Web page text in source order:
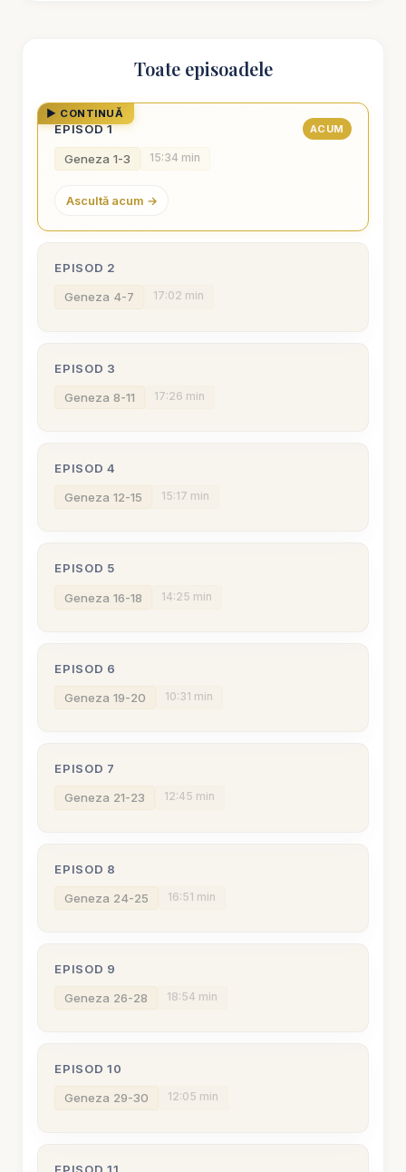
Toate episoadele
▶ CONTINUĂ
EPISOD 1 ACUM
Geneza 1-3 15:34 min
Ascultă acum →
EPISOD 2
Geneza 4-7 17:02 min
EPISOD 3
Geneza 8-11 17:26 min
EPISOD 4
Geneza 12-15 15:17 min
EPISOD 5
Geneza 16-18 14:25 min
EPISOD 6
Geneza 19-20 10:31 min
EPISOD 7
Geneza 21-23 12:45 min
EPISOD 8
Geneza 24-25 16:51 min
EPISOD 9
Geneza 26-28 18:54 min
EPISOD 10
Geneza 29-30 12:05 min
EPISOD 11